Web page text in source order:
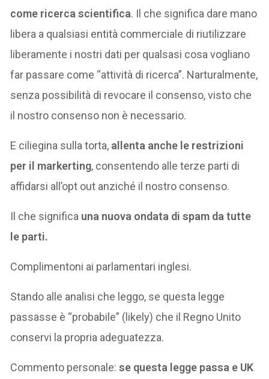
come ricerca scientifica. Il che significa dare mano
libera a qualsiasi entità commerciale di riutilizzare
liberamente i nostri dati per qualsasi cosa vogliano
far passare come “attività di ricerca”. Narturalmente,
senza possibilità di revocare il consenso, visto che
il nostro consenso non è necessario.
E ciliegina sulla torta, allenta anche le restrizioni
per il markerting, consentendo alle terze parti di
affidarsi all’opt out anziché il nostro consenso.
Il che significa una nuova ondata di spam da tutte
le parti.
Complimentoni ai parlamentari inglesi.
Stando alle analisi che leggo, se questa legge
passasse è “probabile” (likely) che il Regno Unito
conservi la propria adeguatezza.
Commento personale:se questa legge passa e UK